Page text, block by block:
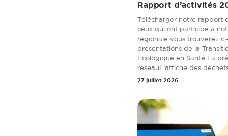
Rapport d’activités
Télécharger notre rapport
ceux qui ont participé à
régionale vous trouverez
présentations de la
Ecologique en Santé La
réseauL'affiche des
27 juillet 2026